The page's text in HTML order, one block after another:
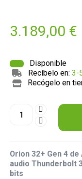
3.189,00 €
Disponible
Recíbelo en:3-
Recógelo en
Orion 32+ Gen 4
audio Thunderbolt
bits